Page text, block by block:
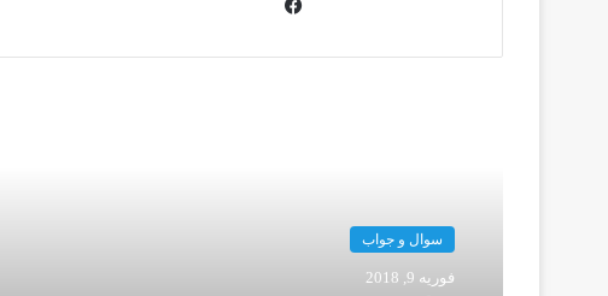
س
سوال و جواب
فوریه 9, 2018